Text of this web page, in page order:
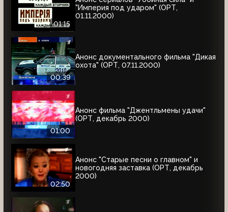
01:15
"Империя под ударом" (ОРТ,
01.11.2000)
00:39
Анонс документального фильма "Дикая
охота" (ОРТ, 07.11.2000)
01:00
Анонс фильма "Джентльмены удачи"
(ОРТ, декабрь 2000)
02:50
Анонс "Старые песни о главном" и
новогодняя заставка (ОРТ, декабрь
2000)